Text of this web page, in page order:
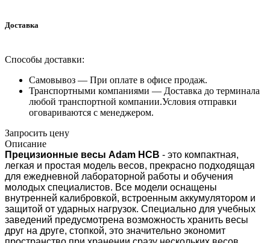
Доставка
Способы доставки:
Самовывоз — При оплате в офисе продаж.
Транспортными компаниями — Доставка до терминала
любой транспортной компании.Условия отправки
оговариваются с менеджером.
Запросить цену
Описание
Прецизионные весы Adam HCB - это компактная,
легкая и простая модель весов, прекрасно подходящая
для ежедневной лабораторной работы и обучения
молодых специалистов. Все модели оснащены
внутренней калибровкой, встроенным аккумулятором и
защитой от ударных нагрузок. Специально для учебных
заведений предусмотрена возможность хранить весы
друг на друге, стопкой, это значительно экономит